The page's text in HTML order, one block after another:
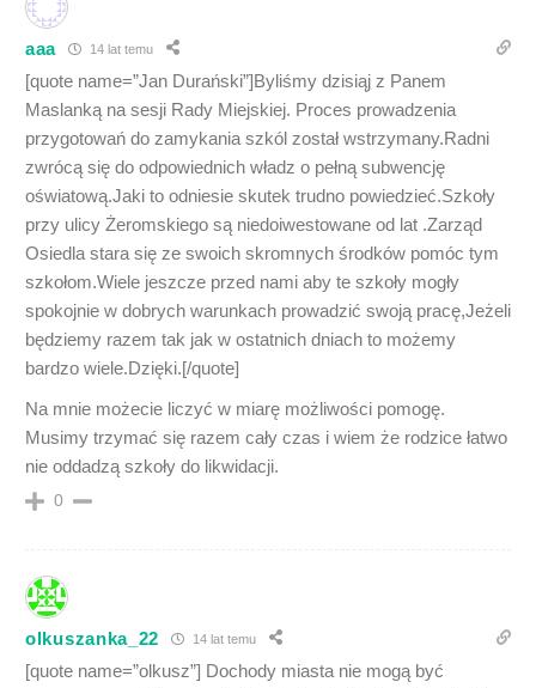
aaa 14 lat temu
[quote name=”Jan Durański”]Byliśmy dzisiąj z Panem
Maslanką na sesji Rady Miejskiej. Proces prowadzenia
przygotowań do zamykania szkól został wstrzymany.Radni
zwrócą się do odpowiednich władz o pełną subwencję
oświatową.Jaki to odniesie skutek trudno powiedzieć.Szkoły
przy ulicy Żeromskiego są niedoiwestowane od lat .Zarząd
Osiedla stara się ze swoich skromnych środków pomóc tym
szkołom.Wiele jeszcze przed nami aby te szkoły mogły
spokojnie w dobrych warunkach prowadzić swoją pracę,Jeżeli
będziemy razem tak jak w ostatnich dniach to możemy
bardzo wiele.Dzięki.[/quote]
Na mnie możecie liczyć w miarę możliwości pomogę.
Musimy trzymać się razem cały czas i wiem że rodzice łatwo
nie oddadzą szkoły do likwidacji.
0
olkuszanka_22 14 lat temu
[quote name=”olkusz”] Dochody miasta nie mogą być